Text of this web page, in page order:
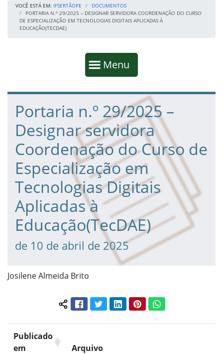
VOCÊ ESTÁ EM: IFSERTÃOPE
DOCUMENTOS
PORTARIA N.º 29/2025 – DESIGNAR SERVIDORA COORDENAÇÃO DO CURSO
DE ESPECIALIZAÇÃO EM TECNOLOGIAS DIGITAIS APLICADAS À
EDUCAÇÃO(TECDAE)
Mostrar
Menu
Fim da navegação
Início do conteúdo
Portaria n.º 29/2025 –
Designar servidora
Coordenação do Curso de
Especialização em
Tecnologias Digitais
Aplicadas à
Educação(TecDAE)
de 10 de abril de 2025
Josilene Almeida Brito
Compartilhar conteúdo:
FacebookTwitterLinkedInPinterestWhatsApp
Publicado
em
Arquivo